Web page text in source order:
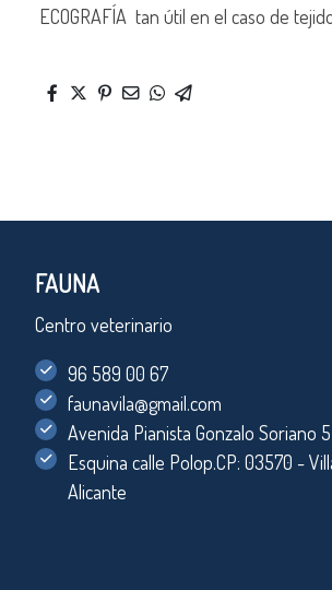
ECOGRAFÍA tan útil en el caso de
FAUNA
Centro veterinario
96 589 00 67
faunavila@gmail.com
Avenida Pianista Gonzalo Soriano 5,
Esquina calle Polop.CP: 03570 -
Alicante